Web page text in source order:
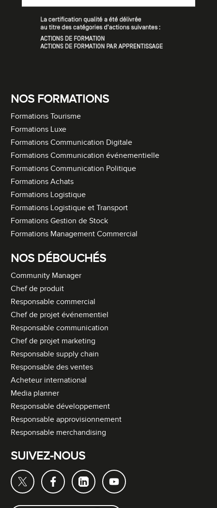
NOS FORMATIONS
Formations Tourisme
Formations Luxe
Formations Communication Digitale
Formations Communication événementielle
Formations Communication Politique
Formations Achats
Formations Logistique
Formations Logistique et Transport
Formations Gestion de Stock
Formations Management Commercial
NOS DÉBOUCHÉS
Community Manager
Chef de produit
Responsable commercial
Chef de projet événementiel
Responsable communication
Chef de projet marketing
Responsable supply chain
Responsable des ventes
Acheteur international
Media planner
Responsable développement
Responsable approvisionnement
Responsable merchandising
SUIVEZ-NOUS